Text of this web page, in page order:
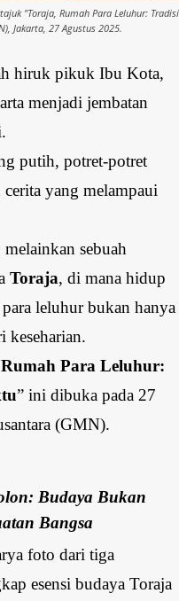
"Toraja, Rumah Para Leluhur: Tradisi
Jakarta, 27 Agustus 2025.
hiruk pikuk Ibu Kota,
menjadi jembatan
putih, potret-potret
yang melampaui
sebuah
Toraja, di mana hidup
leluhur bukan hanya
keseharian.
Para Leluhur:
” ini dibuka pada 27
(GMN).
Budaya Bukan
Bangsa
foto dari tiga
esensi budaya Toraja